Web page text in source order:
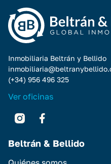
Inmobiliaria Beltrán y Bellido
(+34) 956 496 325
Ver oficinas
Beltrán & Bellido